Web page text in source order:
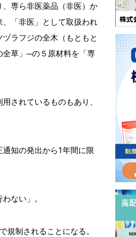
専ら非医薬品（非医）か
「非医」として取扱われ
ラフジの全木（もともと
草」─の５原材料を「専
されているものもあり、
知の発出から1年間に限
ない」。
制されることになる。